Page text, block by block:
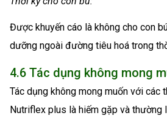
Được khuyến cáo là không cho con
dưỡng ngoài đường tiêu hoá trong
4.6 Tác dụng không mong
Tác dụng không mong muốn với các
Nutriflex plus là hiếm gặp và thường